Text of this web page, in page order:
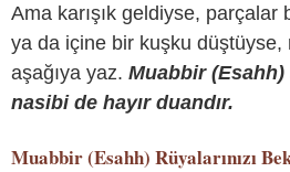
Ama karışık geldiyse, parçalar
ya da içine bir kuşku düştüyse,
aşağıya yaz. Muabbir
nasibi de hayır duandır.
Muabbir (Esahh) Rüyalarınızı